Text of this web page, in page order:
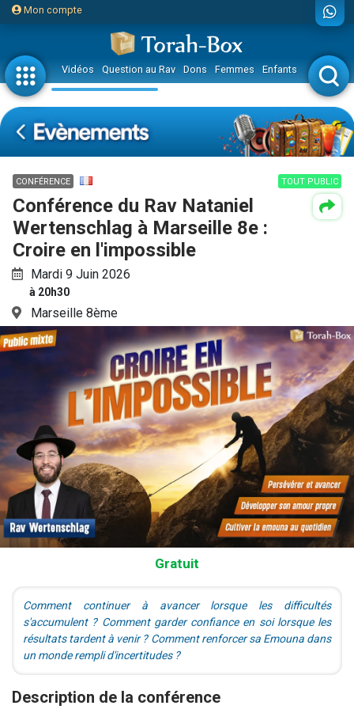
Mon compte
Vidéos Question au Rav Dons Femmes Enfants Etude sur
CONFÉRENCE TOUT PUBLIC
Conférence du Rav Nataniel
Wertenschlag à Marseille 8e :
Croire en l'impossible
Mardi 9 Juin 2026
à 20h30
Marseille 8ème
Gratuit
Comment continuer à avancer lorsque les difficultés
s'accumulent ? Comment garder confiance en soi lorsque les
résultats tardent à venir ? Comment renforcer sa Emouna dans
un monde rempli d'incertitudes ?
Description de la conférence